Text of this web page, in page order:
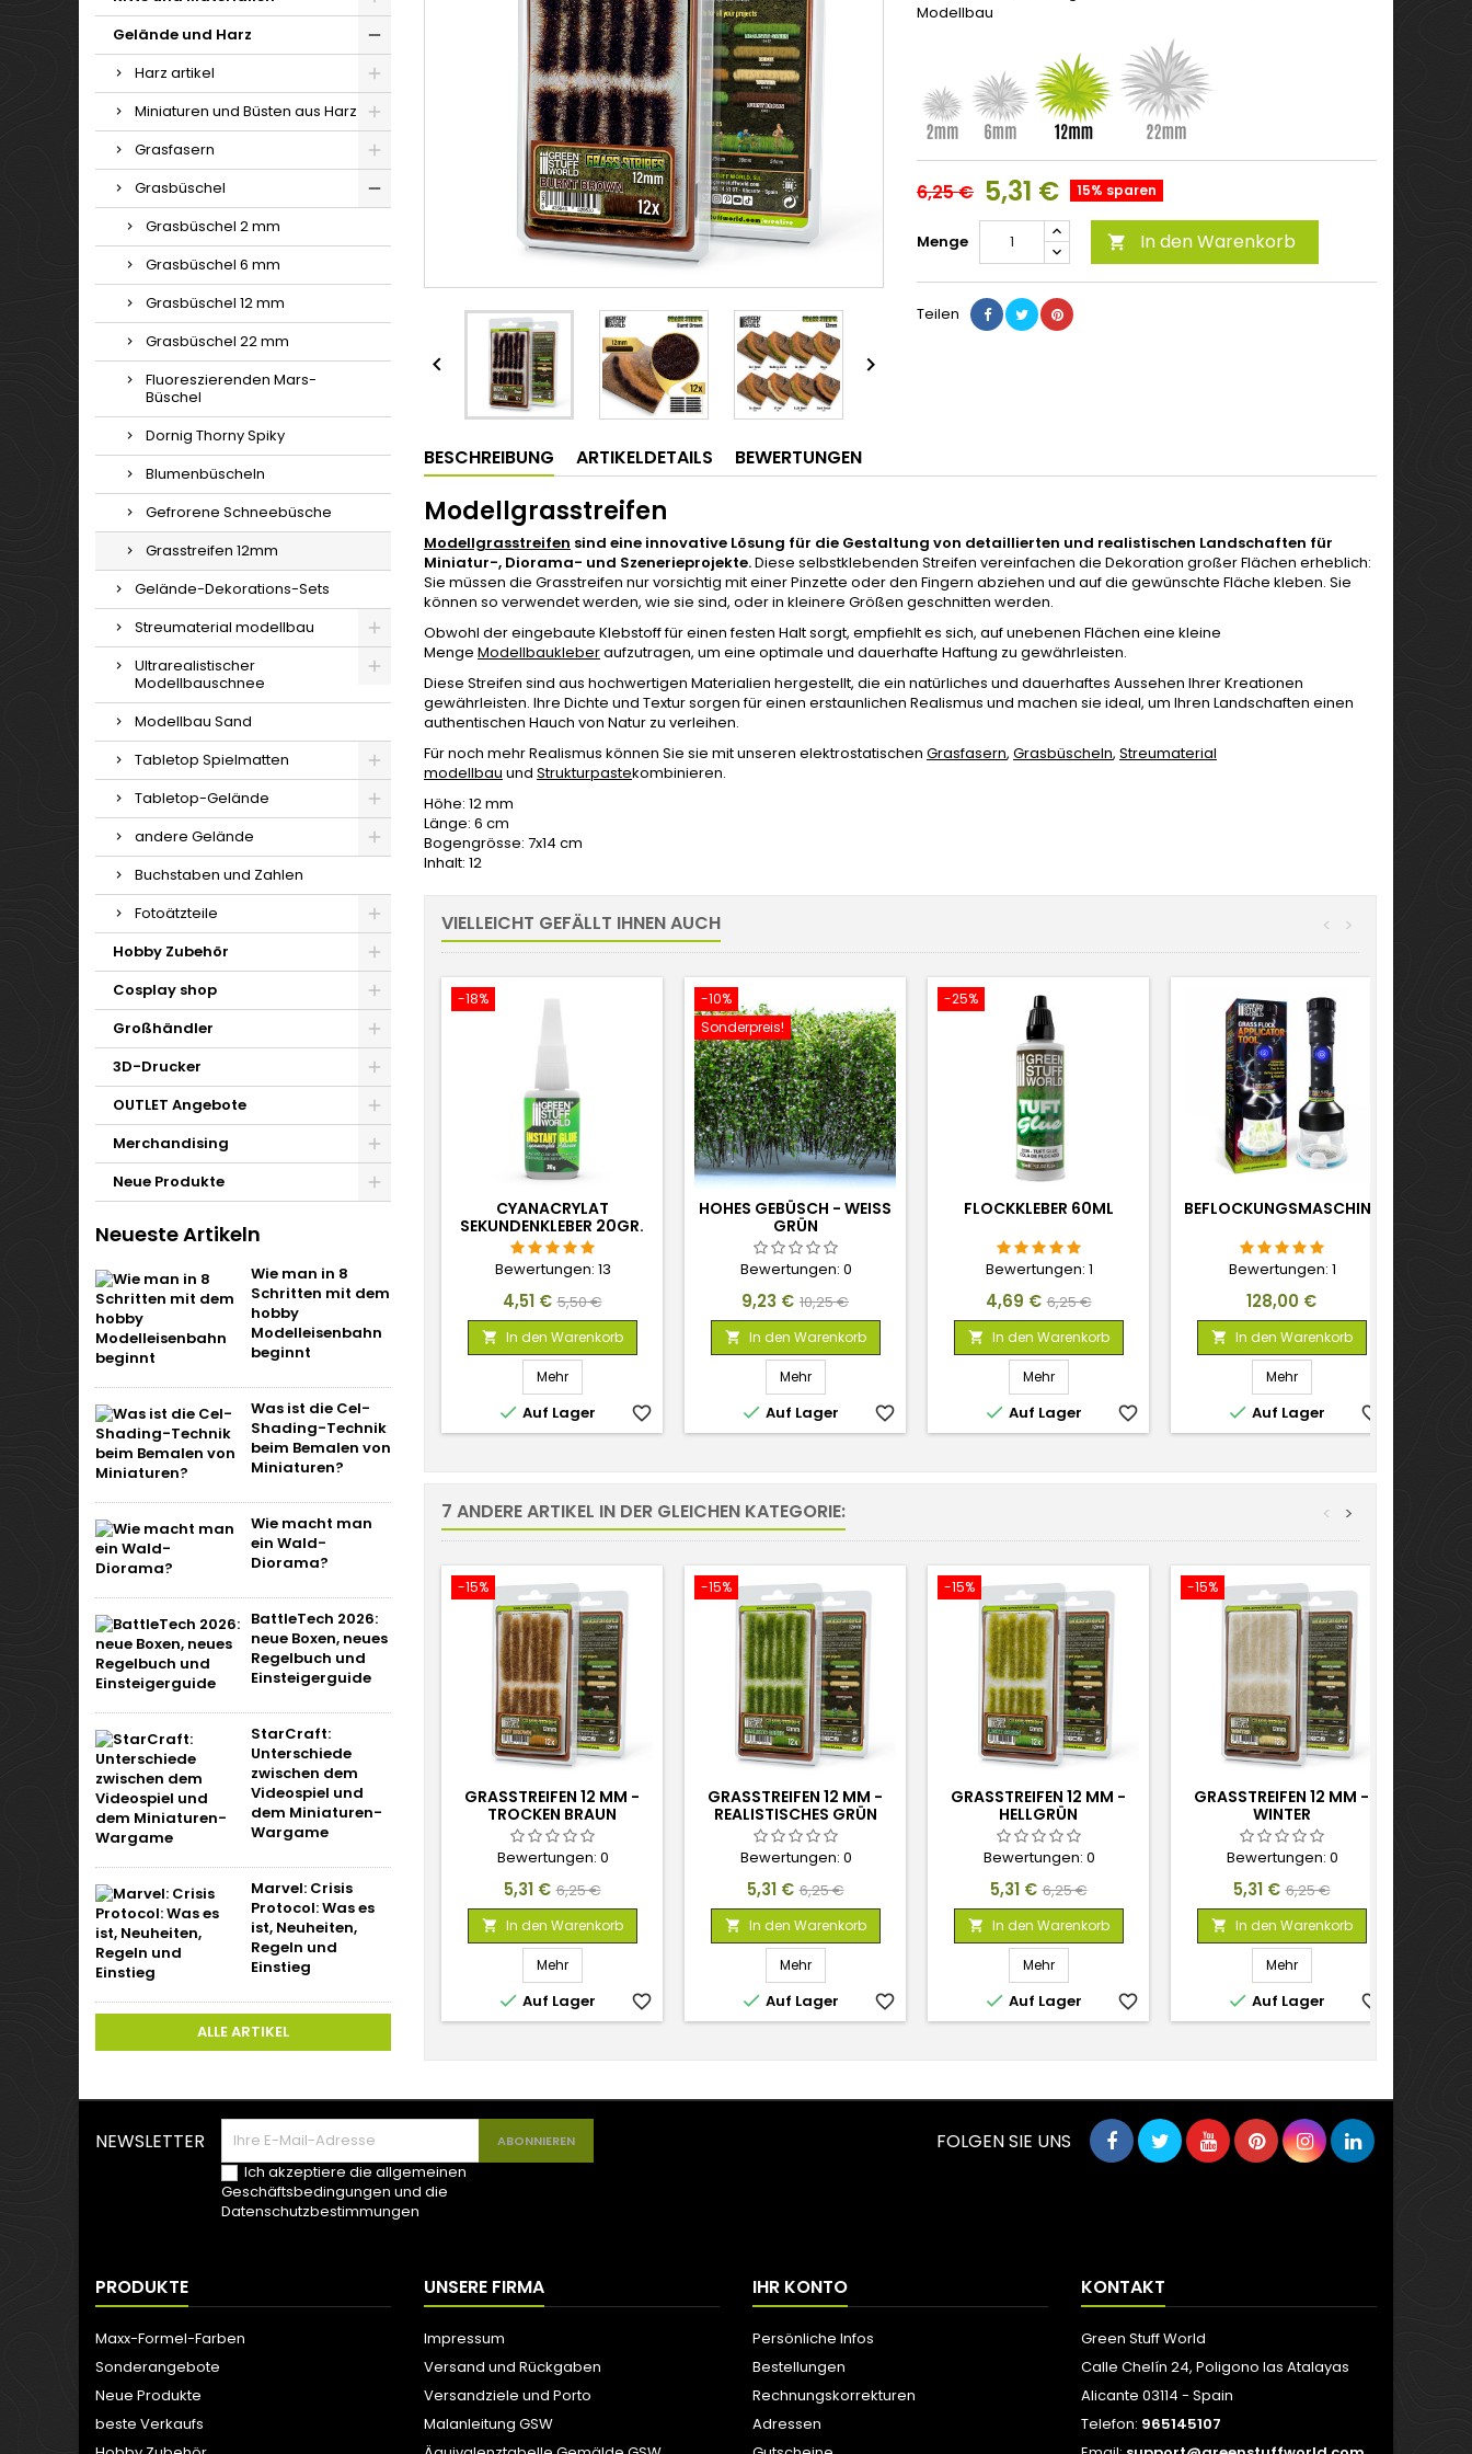
Gelände und Harz
Harz artikel
Miniaturen und Büsten aus Harz
Grasfasern
Grasbüschel
Grasbüschel 2 mm
Grasbüschel 6 mm
Grasbüschel 12 mm
Grasbüschel 22 mm
Fluoreszierenden Mars-
Büschel
Dornig Thorny Spiky
Blumenbüscheln
Gefrorene Schneebüsche
Grasstreifen 12mm
Gelände-Dekorations-Sets
Streumaterial modellbau
Ultrarealistischer
Modellbauschnee
Modellbau Sand
Tabletop Spielmatten
Tabletop-Gelände
andere Gelände
Buchstaben und Zahlen
Fotoätzteile
Hobby Zubehör
Cosplay shop
Großhändler
3D-Drucker
OUTLET Angebote
Merchandising
Neue Produkte
Neueste Artikeln
Wie man in 8
Schritten mit dem
hobby
Modelleisenbahn
beginnt
Was ist die Cel-
Shading-Technik
beim Bemalen von
Miniaturen?
Wie macht man
ein Wald-
Diorama?
BattleTech 2026:
neue Boxen, neues
Regelbuch und
Einsteigerguide
StarCraft:
Unterschiede
zwischen dem
Videospiel und
dem Miniaturen-
Wargame
Marvel: Crisis
Protocol: Was es
ist, Neuheiten,
Regeln und
Einstieg
ALLE ARTIKEL
 
Modellbau
6,25 € 5,31 € 15% sparen
Menge  In den Warenkorb
Teilen
BESCHREIBUNG ARTIKELDETAILS BEWERTUNGEN
Modellgrasstreifen
Modellgrasstreifen sind eine innovative Lösung für die Gestaltung von detaillierten und realistischen Landschaften für
Miniatur-, Diorama- und Szenerieprojekte.Diese selbstklebenden Streifen vereinfachen die Dekoration großer Flächen erheblich:
Sie müssen die Grasstreifen nur vorsichtig mit einer Pinzette oder den Fingern abziehen und auf die gewünschte Fläche kleben. Sie
können so verwendet werden, wie sie sind, oder in kleinere Größen geschnitten werden.
Obwohl der eingebaute Klebstoff für einen festen Halt sorgt, empfiehlt es sich, auf unebenen Flächen eine kleine
Menge Modellbaukleberaufzutragen, um eine optimale und dauerhafte Haftung zu gewährleisten.
Diese Streifen sind aus hochwertigen Materialien hergestellt, die ein natürliches und dauerhaftes Aussehen Ihrer Kreationen
gewährleisten. Ihre Dichte und Textur sorgen für einen erstaunlichen Realismus und machen sie ideal, um Ihren Landschaften einen
authentischen Hauch von Natur zu verleihen.
Für noch mehr Realismus können Sie sie mit unseren elektrostatischen Grasfasern, Grasbüscheln, Streumaterial
modellbau und Strukturpastekombinieren.
Höhe: 12 mm
Länge: 6 cm
Bogengrösse: 7x14 cm
Inhalt: 12
VIELLEICHT GEFÄLLT IHNEN AUCH >
<
-18%
CYANACRYLAT
SEKUNDENKLEBER 20GR.
Bewertungen: 13
Preis
4,51 € Verkaufspreis
5,50 €
 In den Warenkorb
Mehr
 Auf Lager favorite_border
-10%
Sonderpreis!
HOHES GEBÜSCH - WEISS
GRÜN
Bewertungen: 0
Preis
9,23 € Verkaufspreis
10,25 €
 In den Warenkorb
Mehr
 Auf Lager favorite_border
-25%
FLOCKKLEBER 60ML
Bewertungen: 1
Preis
4,69 € Verkaufspreis
6,25 €
 In den Warenkorb
Mehr
 Auf Lager favorite_border
BEFLOCKUNGSMASCHINE
Bewertungen: 1
Preis
128,00 €
 In den Warenkorb
Mehr
 Auf Lager favorite_border
7 ANDERE ARTIKEL IN DER GLEICHEN KATEGORIE: >
<
-15%
GRASSTREIFEN 12 MM -
TROCKEN BRAUN
Bewertungen: 0
Preis
5,31 € Verkaufspreis
6,25 €
 In den Warenkorb
Mehr
 Auf Lager favorite_border
-15%
GRASSTREIFEN 12 MM -
REALISTISCHES GRÜN
Bewertungen: 0
Preis
5,31 € Verkaufspreis
6,25 €
 In den Warenkorb
Mehr
 Auf Lager favorite_border
-15%
GRASSTREIFEN 12 MM -
HELLGRÜN
Bewertungen: 0
Preis
5,31 € Verkaufspreis
6,25 €
 In den Warenkorb
Mehr
 Auf Lager favorite_border
-15%
GRASSTREIFEN 12 MM -
WINTER
Bewertungen: 0
Preis
5,31 € Verkaufspreis
6,25 €
 In den Warenkorb
Mehr
 Auf Lager favorite_border
NEWSLETTER
Ich akzeptiere die allgemeinen
Geschäftsbedingungen und die
Datenschutzbestimmungen
FOLGEN SIE UNS
PRODUKTE
Maxx-Formel-Farben
Sonderangebote
Neue Produkte
beste Verkaufs
UNSERE FIRMA
Impressum
Versand und Rückgaben
Versandziele und Porto
Malanleitung GSW
IHR KONTO
Persönliche Infos
Bestellungen
Rechnungskorrekturen
Adressen
KONTAKT
Green Stuff World
Calle Chelín 24, Poligono las Atalayas
Alicante 03114 - Spain
Telefon: 965145107